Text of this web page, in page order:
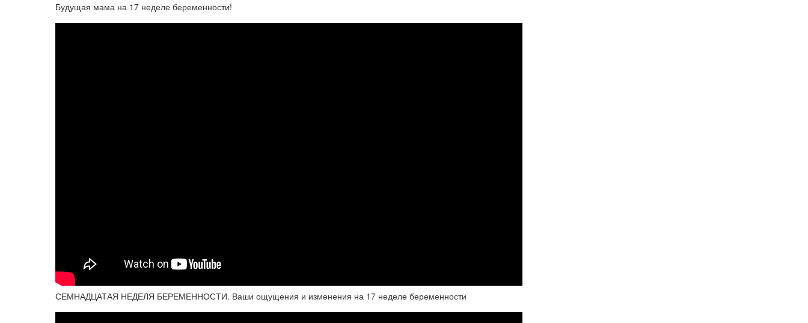
Будущая мама на 17 неделе беременности!
СЕМНАДЦАТАЯ НЕДЕЛЯ БЕРЕМЕННОСТИ. Ваши ощущения и изменения на 17 неделе беременности